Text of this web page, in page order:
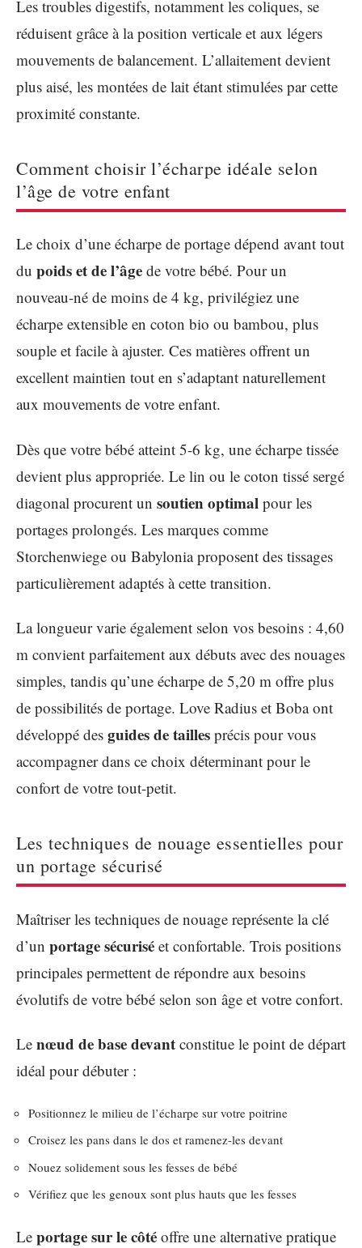
Les troubles digestifs, notamment les coliques, se
réduisent grâce à la position verticale et aux légers
mouvements de balancement. L’allaitement devient
plus aisé, les montées de lait étant stimulées par cette
proximité constante.
Comment choisir l’écharpe idéale selon
l’âge de votre enfant
Le choix d’une écharpe de portage dépend avant tout
du poids et de l’âge de votre bébé. Pour un
nouveau-né de moins de 4 kg, privilégiez une
écharpe extensible en coton bio ou bambou, plus
souple et facile à ajuster. Ces matières offrent un
excellent maintien tout en s’adaptant naturellement
aux mouvements de votre enfant.
Dès que votre bébé atteint 5-6 kg, une écharpe tissée
devient plus appropriée. Le lin ou le coton tissé sergé
diagonal procurent un soutien optimal pour les
portages prolongés. Les marques comme
Storchenwiege ou Babylonia proposent des tissages
particulièrement adaptés à cette transition.
La longueur varie également selon vos besoins : 4,60
m convient parfaitement aux débuts avec des nouages
simples, tandis qu’une écharpe de 5,20 m offre plus
de possibilités de portage. Love Radius et Boba ont
développé des guides de tailles précis pour vous
accompagner dans ce choix déterminant pour le
confort de votre tout-petit.
Les techniques de nouage essentielles pour
un portage sécurisé
Maîtriser les techniques de nouage représente la clé
d’un portage sécurisé et confortable. Trois positions
principales permettent de répondre aux besoins
évolutifs de votre bébé selon son âge et votre confort.
Le nœud de base devant constitue le point de départ
idéal pour débuter :
Positionnez le milieu de l’écharpe sur votre poitrine
Croisez les pans dans le dos et ramenez-les devant
Nouez solidement sous les fesses de bébé
Vérifiez que les genoux sont plus hauts que les fesses
Le portage sur le côté offre une alternative pratique